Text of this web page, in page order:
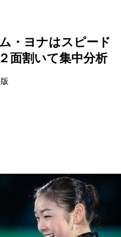
・ヨナはスピード
面割いて集中分析